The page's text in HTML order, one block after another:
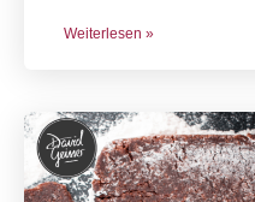
Weiterlesen »